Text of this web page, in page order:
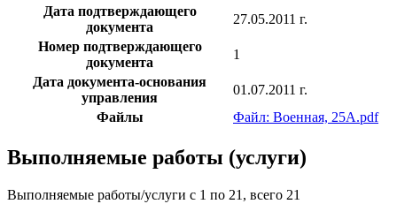
Дата подтверждающего
документа
27.05.2011 г.
Номер подтверждающего
документа
1
Дата документа-основания
управления
01.07.2011 г.
Файлы
Файл: Военная, 25А.pdf
Выполняемые работы (услуги)
Выполняемые работы/услуги с 1 по 21, всего 21